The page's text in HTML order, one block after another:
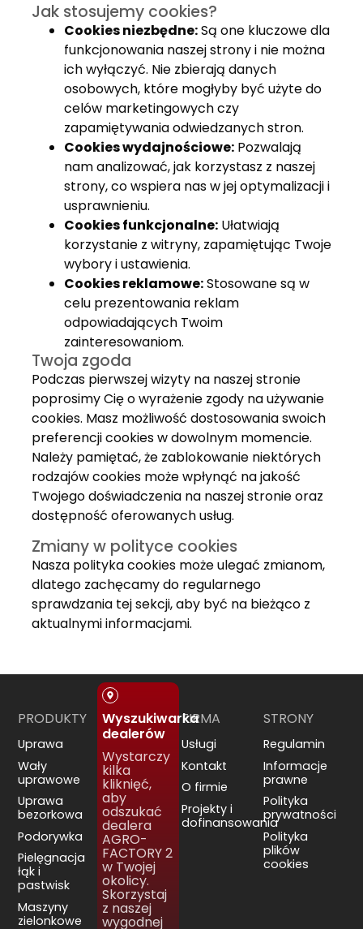
Jak stosujemy cookies?
Cookies niezbędne:Są one kluczowe dla
funkcjonowania naszej strony i nie można
ich wyłączyć. Nie zbierają danych
osobowych, które mogłyby być użyte do
celów marketingowych czy
zapamiętywania odwiedzanych stron.
Cookies wydajnościowe:Pozwalają
nam analizować, jak korzystasz z naszej
strony, co wspiera nas w jej optymalizacji i
usprawnieniu.
Cookies funkcjonalne:Ułatwiają
korzystanie z witryny, zapamiętując Twoje
wybory i ustawienia.
Cookies reklamowe:Stosowane są w
celu prezentowania reklam
odpowiadających Twoim
zainteresowaniom.
Twoja zgoda
Podczas pierwszej wizyty na naszej stronie
poprosimy Cię o wyrażenie zgody na używanie
cookies. Masz możliwość dostosowania swoich
preferencji cookies w dowolnym momencie.
Należy pamiętać, że zablokowanie niektórych
rodzajów cookies może wpłynąć na jakość
Twojego doświadczenia na naszej stronie oraz
dostępność oferowanych usług.
Zmiany w polityce cookies
Nasza polityka cookies może ulegać zmianom,
dlatego zachęcamy do regularnego
sprawdzania tej sekcji, aby być na bieżąco z
aktualnymi informacjami.
FIRMA
Usługi
Kontakt
O firmie
Projekty i
dofinansowania
STRONY
Regulamin
Informacje
prawne
Polityka
prywatności
Polityka
plików
cookies
PRODUKTY
Uprawa
Wały
uprawowe
Uprawa
bezorkowa
Podorywka
Pielęgnacja
łąk i
pastwisk
Maszyny
zielonkowe
Wyszukiwarka
dealerów
Wystarczy
kilka
kliknięć,
aby
odszukać
dealera
AGRO-
FACTORY 2
w Twojej
okolicy.
Skorzystaj
z naszej
wygodnej